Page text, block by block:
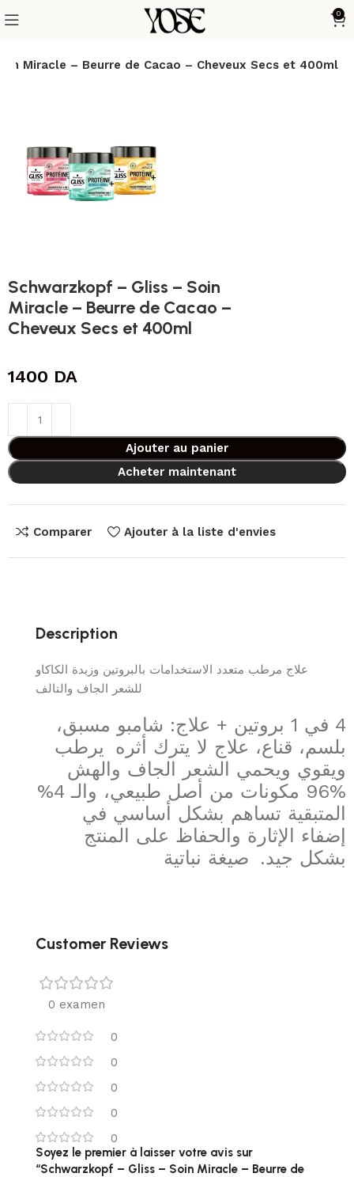
0
Miracle – Beurre de Cacao – Cheveux Secs et 400ml
Schwarzkopf – Gliss – Soin
Miracle – Beurre de Cacao –
Cheveux Secs et 400ml
1400 DA
Ajouter au panier
Acheter maintenant
Comparer Ajouter à la liste d'envies
Description
علاج مرطب متعدد الاستخدامات بالبروتين وزبدة الكاكاو
للشعر الجاف والتالف
4 في بروتين + علاج: شامبو مسبق،
بلسم، قناع، علاج لا يترك أثره
يرطب
ويقوي ويحمي الشعر الجاف والهش
96% مكونات من أصل طبيعي، والـ 4%
المتبقية تساهم بشكل أساسي في
إضفاء
الإثارة والحفاظ على
المنتج
بشكل جيد. صيغة نباتية
Customer Reviews
0 examen
0
0
0
0
0
Soyez le premier à laisser votre avis sur
“Schwarzkopf – Gliss – Soin Miracle – Beurre de